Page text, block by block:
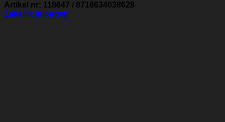
Artikel nr: 118647 / 8718634038628
Zakelijk inloggen